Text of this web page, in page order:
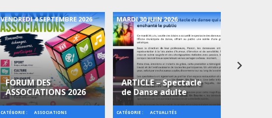
VENDREDI 4 SEPTEMBRE 2026
CATÉGORIE : ASSOCIATIONS
FORUM DES
ASSOCIATIONS 2026
MARDI 30 JUIN 2026
CATÉGORIE : ACTUALITÉS
ARTICLE – Spectacle
de Danse adulte